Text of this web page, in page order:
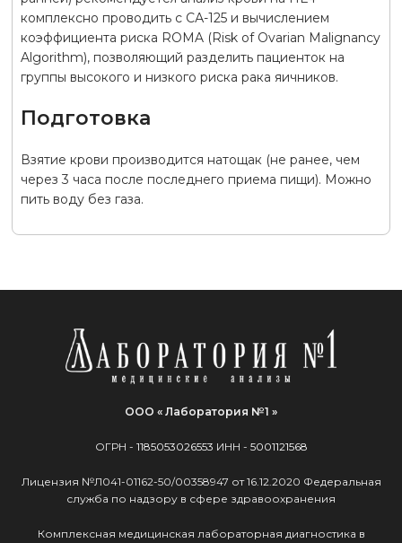
комплексно проводить с СА-125 и вычислением
коэффициента риска ROMA (Risk of Ovarian Malignancy
Algorithm), позволяющий разделить пациенток на
группы высокого и низкого риска рака яичников.
Подготовка
Взятие крови производится натощак (не ранее, чем
через 3 часа после последнего приема пищи). Можно
пить воду без газа.
ООО « Лаборатория №1 »
ОГРН - 1185053026553 ИНН - 5001121568
Лицензия №Л041-01162-50/00358947 от 16.12.2020 Федеральная
служба по надзору в сфере здравоохранения
Комплексная медицинская лабораторная диагностика в